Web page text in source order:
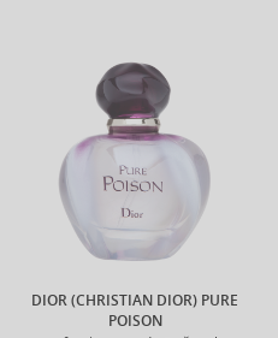
DIOR (CHRISTIAN DIOR) PURE
POISON